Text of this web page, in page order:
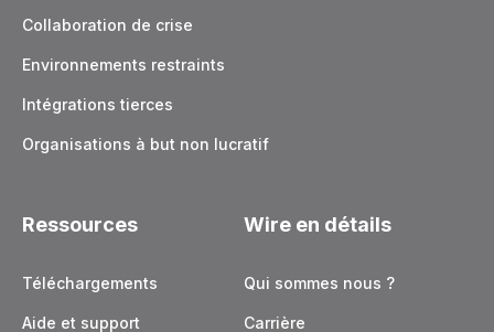
Collaboration de crise
Environnements restraints
Intégrations tierces
Organisations à but non lucratif
Ressources
Téléchargements
Aide et support
Wire en détails
Qui sommes nous ?
Carrière